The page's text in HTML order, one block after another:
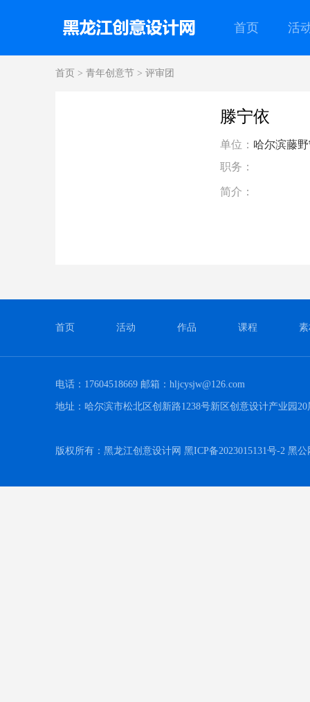
首页 活
首页 > 青年创意节 > 评审团
滕宁依
单位： 哈尔滨藤
职务：
简介：
首页 活动 作品 课程
电话：17604518669 邮箱：hljcysjw@126.com
地址：哈尔滨市松北区创新路1238号新区创意设计产业园20
版权所有：黑龙江创意设计网 黑ICP备2023015131号-2 黑公